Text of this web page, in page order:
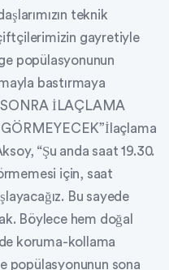
teknik
çiftçilerimizin gayretiyle
popülasyonunun
bastırmaya
SONRA İLAÇLAMA
“Şu anda saat 19.30.
için, saat
Bu sayede
Böylece hem doğal
koruma-kollama
popülasyonunun sona